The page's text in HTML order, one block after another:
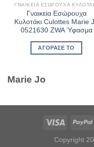
ΓΝΑΙΚΕΊΑ ΕΣΏΡΟΥΧΑ
Γναικεία Εσώρουχα
Κυλοτάκι Culottes Marie
0521630 ZWA Ύφασμα
ΑΓΌΡΑΣΈ ΤΟ
Marie Jo
Copyright